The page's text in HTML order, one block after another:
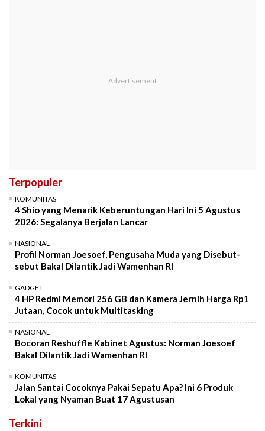
Terpopuler
KOMUNITAS
4 Shio yang Menarik Keberuntungan Hari Ini 5 Agustus
2026: Segalanya Berjalan Lancar
NASIONAL
Profil Norman Joesoef, Pengusaha Muda yang Disebut-
sebut Bakal Dilantik Jadi Wamenhan RI
GADGET
4 HP Redmi Memori 256 GB dan Kamera Jernih Harga Rp1
Jutaan, Cocok untuk Multitasking
NASIONAL
Bocoran Reshuffle Kabinet Agustus: Norman Joesoef
Bakal Dilantik Jadi Wamenhan RI
KOMUNITAS
Jalan Santai Cocoknya Pakai Sepatu Apa? Ini 6 Produk
Lokal yang Nyaman Buat 17 Agustusan
Terkini